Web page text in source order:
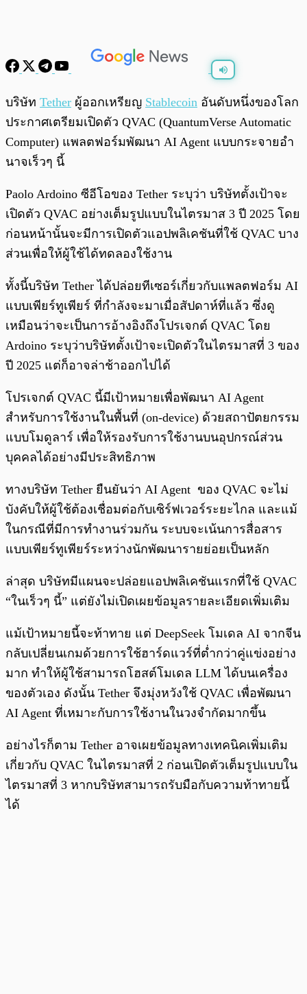
0:00/
บริษัท Tether ผู้ออกเหรียญ Stablecoin อันดับหนึ่งของโลก
ประกาศเตรียมเปิดตัว QVAC (QuantumVerse Automatic
Computer) แพลตฟอร์มพัฒนา AI Agent แบบกระจายอำ
นาจเร็วๆ นี้
Paolo Ardoino ซีอีโอของ Tether ระบุว่า บริษัทตั้งเป้าจะ
เปิดตัว QVAC อย่างเต็มรูปแบบในไตรมาส 3 ปี 2025 โดย
ก่อนหน้านั้นจะมีการเปิดตัวแอปพลิเคชันที่ใช้ QVAC บาง
ส่วนเพื่อให้ผู้ใช้ได้ทดลองใช้งาน
ทั้งนี้บริษัท Tether ได้ปล่อยทีเซอร์เกี่ยวกับแพลตฟอร์ม AI
แบบเพียร์ทูเพียร์ ที่กำลังจะมาเมื่อสัปดาห์ที่แล้ว ซึ่งดู
เหมือนว่าจะเป็นการอ้างอิงถึงโปรเจกต์ QVAC โดย
Ardoino ระบุว่าบริษัทตั้งเป้าจะเปิดตัวในไตรมาสที่ 3 ของ
ปี 2025 แต่ก็อาจล่าช้าออกไปได้
โปรเจกต์ QVAC นี้มีเป้าหมายเพื่อพัฒนา AI Agent
สำหรับการใช้งานในพื้นที่ (on-device) ด้วยสถาปัตยกรรม
แบบโมดูลาร์ เพื่อให้รองรับการใช้งานบนอุปกรณ์ส่วน
บุคคลได้อย่างมีประสิทธิภาพ
ทางบริษัท Tether ยืนยันว่า AI Agent ของ QVAC จะไม่
บังคับให้ผู้ใช้ต้องเชื่อมต่อกับเซิร์ฟเวอร์ระยะไกล และแม้
ในกรณีที่มีการทำงานร่วมกัน ระบบจะเน้นการสื่อสาร
แบบเพียร์ทูเพียร์ระหว่างนักพัฒนารายย่อยเป็นหลัก
ล่าสุด บริษัทมีแผนจะปล่อยแอปพลิเคชันแรกที่ใช้ QVAC
“ในเร็วๆ นี้” แต่ยังไม่เปิดเผยข้อมูลรายละเอียดเพิ่มเติม
แม้เป้าหมายนี้จะท้าทาย แต่ DeepSeek โมเดล AI จากจีน
กลับเปลี่ยนเกมด้วยการใช้ฮาร์ดแวร์ที่ต่ำกว่าคู่แข่งอย่าง
มาก ทำให้ผู้ใช้สามารถโฮสต์โมเดล LLM ได้บนเครื่อง
ของตัวเอง ดังนั้น Tether จึงมุ่งหวังใช้ QVAC เพื่อพัฒนา
AI Agent ที่เหมาะกับการใช้งานในวงจำกัดมากขึ้น
อย่างไรก็ตาม Tether อาจเผยข้อมูลทางเทคนิคเพิ่มเติม
เกี่ยวกับ QVAC ในไตรมาสที่ 2 ก่อนเปิดตัวเต็มรูปแบบใน
ไตรมาสที่ 3 หากบริษัทสามารถรับมือกับความท้าทายนี้
ได้